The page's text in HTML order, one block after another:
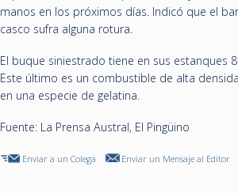
manos en los próximos días. Indicó que el
casco sufra alguna rotura.
El buque siniestrado tiene en sus estanques
Este último es un combustible de alta
en una especie de gelatina.
Fuente: La Prensa Austral, El Pingüino
Enviar a un Colega Enviar un Mensaje al Editor